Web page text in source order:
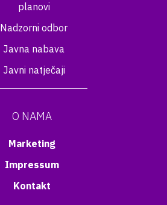
planovi
Nadzorni odbor
Javna nabava
Javni natječaji
O NAMA
Marketing
Impressum
Kontakt